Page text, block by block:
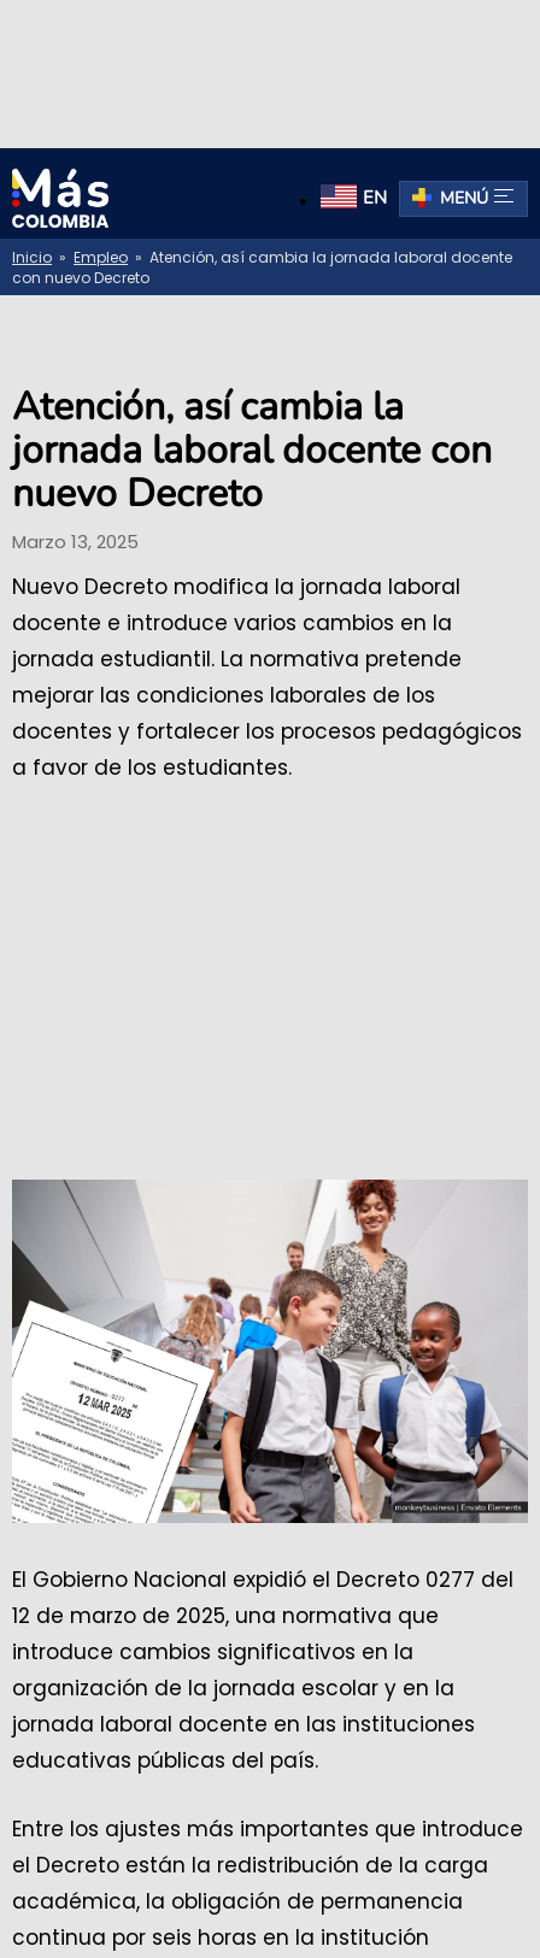
EN MENÚ
Inicio » Empleo » Atención, así cambia la jornada laboral docente
con nuevo Decreto
Atención, así cambia la
jornada laboral docente con
nuevo Decreto
Marzo 13, 2025
Nuevo Decreto modifica la jornada laboral
docente e introduce varios cambios en la
jornada estudiantil. La normativa pretende
mejorar las condiciones laborales de los
docentes y fortalecer los procesos pedagógicos
a favor de los estudiantes.
El Gobierno Nacional expidió el Decreto 0277 del
12 de marzo de 2025, una normativa que
introduce cambios significativos en la
organización de la jornada escolar y en la
jornada laboral docente en las instituciones
educativas públicas del país.
Entre los ajustes más importantes que introduce
el Decreto están la redistribución de la carga
académica, la obligación de permanencia
continua por seis horas en la institución